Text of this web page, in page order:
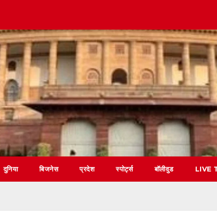
दुनिया बिजनेस प्रदेश स्पोर्ट्स बॉलीवुड LIVE